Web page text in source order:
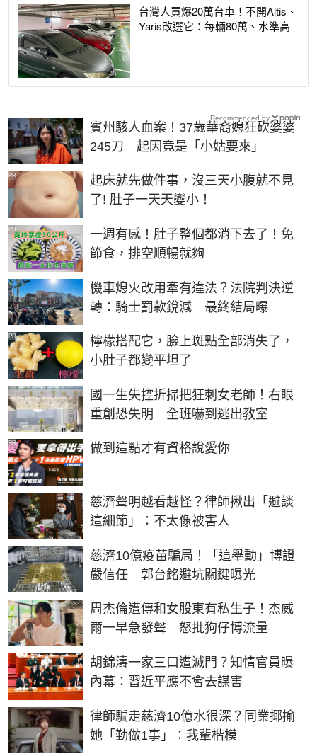
台灣人買爆20萬台車！不開Altis、
Yaris改選它：每輛80萬、水準高
賓州駭人血案！37歲華裔媳狂砍婆婆
245刀 起因竟是「小姑要來」
起床就先做件事，沒三天小腹就不見
了! 肚子一天天變小！
PR
一週有感！肚子整個都消下去了！免
節食，排空順暢就夠
PR
機車熄火改用牽有違法？法院判決逆
轉：騎士罰款銳減 最終結局曝
檸檬搭配它，臉上斑點全部消失了，
小肚子都變平坦了
PR
國一生失控折掃把狂刺女老師！右眼
重創恐失明 全班嚇到逃出教室
做到這點才有資格說愛你
PR
慈濟聲明越看越怪？律師揪出「避談
這細節」：不太像被害人
慈濟10億疫苗騙局！「這舉動」博證
嚴信任 郭台銘避坑關鍵曝光
周杰倫遭傳和女股東有私生子！杰威
爾一早急發聲 怒批狗仔博流量
胡錦濤一家三口遭滅門？知情官員曝
內幕：習近平應不會去謀害
律師騙走慈濟10億水很深？同業揶揄
她「勤做1事」：我輩楷模
Recommended by